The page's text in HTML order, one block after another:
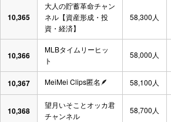
10,365
大人の貯蓄革命チャン
ネル【資産形成・投
資・経済】
58,300人
10,366
MLBタイムリーヒッ
ト
58,000人
10,367 MeiMei Clips匿名🪶 58,100人
10,368
望月いそことオッカ君
チャンネル
58,700人